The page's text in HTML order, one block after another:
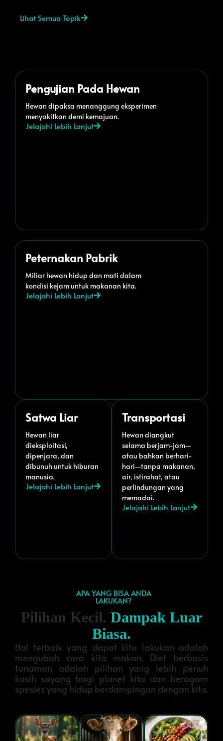
Lihat Semua Topik
Pengujian Pada Hewan
Hewan dipaksa menanggung eksperimen
menyakitkan demi kemajuan.
Jelajahi Lebih Lanjut
Peternakan Pabrik
Miliar hewan hidup dan mati dalam
kondisi kejam untuk makanan kita.
Jelajahi Lebih Lanjut
Satwa Liar
Hewan liar
dieksploitasi,
dipenjara, dan
dibunuh untuk hiburan
manusia.
Jelajahi Lebih Lanjut
Transportasi
Hewan diangkut
selama berjam-jam—
atau bahkan berhari-
hari—tanpa makanan,
air, istirahat, atau
perlindungan yang
memadai.
Jelajahi Lebih Lanjut
APA YANG BISA ANDA
LAKUKAN?
Pilihan Kecil. Dampak Luar
Biasa.
Hal terbaik yang dapat kita lakukan adalah
mengubah cara kita makan. Diet berbasis
tanaman adalah pilihan yang lebih penuh
kasih sayang bagi planet kita dan beragam
spesies yang hidup berdampingan dengan kita.